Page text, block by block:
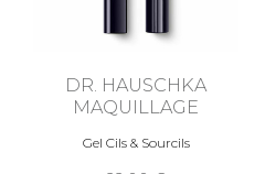
DR. HAUSCHKA
MAQUILLAGE
Gel Cils & Sourcils